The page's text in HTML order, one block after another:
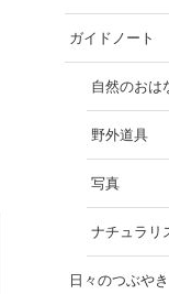
ガイドノート
自然のおは
野外道具
写真
ナチュラリ
日々のつぶやき